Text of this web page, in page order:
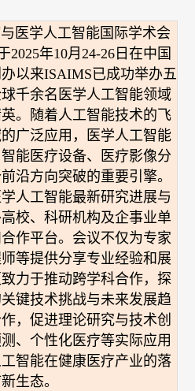
医学人工智能国际学术会
2025年10月24-26日在中国
以来ISAIMS已成功举办五
千余名医学人工智能领域
。随着人工智能技术的飞
广泛应用，医学人工智能
能医疗设备、医疗影像分
沿方向突破的重要引擎。
人工智能最新研究进展与
校、科研机构及企事业单
作平台。会议不仅为专家
等提供分享专业经验和展
力于推动跨学科合作，探
键技术挑战与未来发展趋
，促进理论研究与技术创
、个性化医疗等实际应用
智能在健康医疗产业的落
生态。